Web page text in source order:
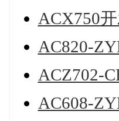
ACX750
AC820-
ACZ702-
AC608-